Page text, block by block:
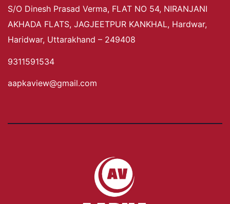
S/O Dinesh Prasad Verma, FLAT NO 54, NIRANJANI
AKHADA FLATS, JAGJEETPUR KANKHAL, Hardwar,
Haridwar, Uttarakhand – 249408
9311591534
aapkaview@gmail.com